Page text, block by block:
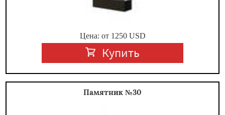
Цена: от 1250USD
Купить
Памятник №30